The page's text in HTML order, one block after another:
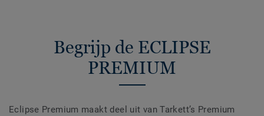
Begrijp de ECLIPSE
PREMIUM
Eclipse Premium maakt deel uit van Tarkett’s Premium